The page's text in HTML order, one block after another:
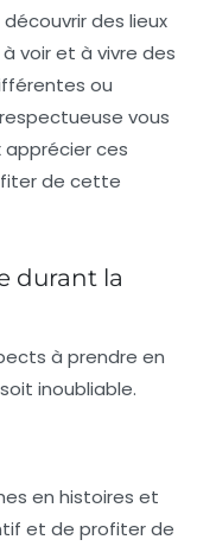
des lieux
voir et à vivre des
ou
vous
ces
de cette
durant la
à prendre en
inoubliable.
en histoires et
et de profiter de